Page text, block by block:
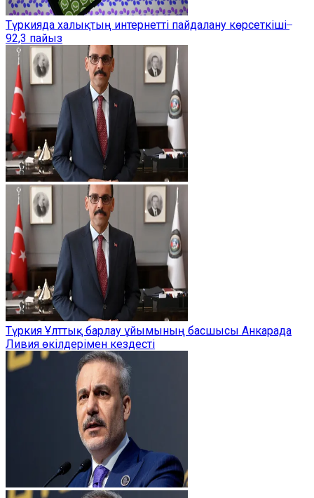
Түркияда халықтың интернетті пайдалану көрсеткіші ̶
92,3 пайыз
Түркия Ұлттық барлау ұйымының басшысы Анкарада
Ливия өкілдерімен кездесті